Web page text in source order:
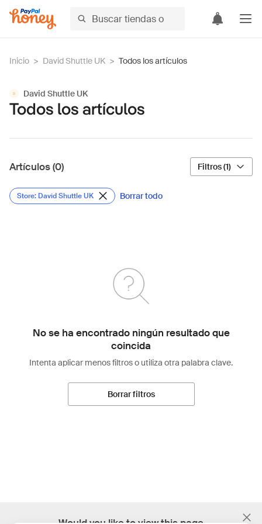
Inicio > David Shuttle UK > Todos los artículos
D David Shuttle UK
Todos los artículos
Artículos (0) Filtros (1)
Store: David Shuttle UK Borrar todo
No se ha encontrado ningún resultado que
coincida
Intenta aplicar menos filtros o utiliza otra palabra clave.
Borrar filtros